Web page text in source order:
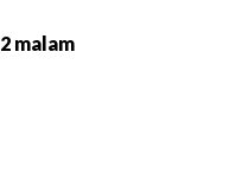
2malam